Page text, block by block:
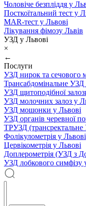
Чоловіче безпліддя у
Посткоїтальний тест у
MAR-тест у Львові
Лікування фімозу Львів
УЗД у Львові
×
←
Послуги
УЗД нирок та сечового
Трансабдомінальне УЗД
УЗД щитоподібної
УЗД молочних залоз у
УЗД мошонки у Львові
УЗД органів черевної
ТРУЗД (трансректальне
Фолікулометрія у Львові
Цервікометрія у Львові
Доплерометрія (УЗД з
УЗД лобкового симфізу